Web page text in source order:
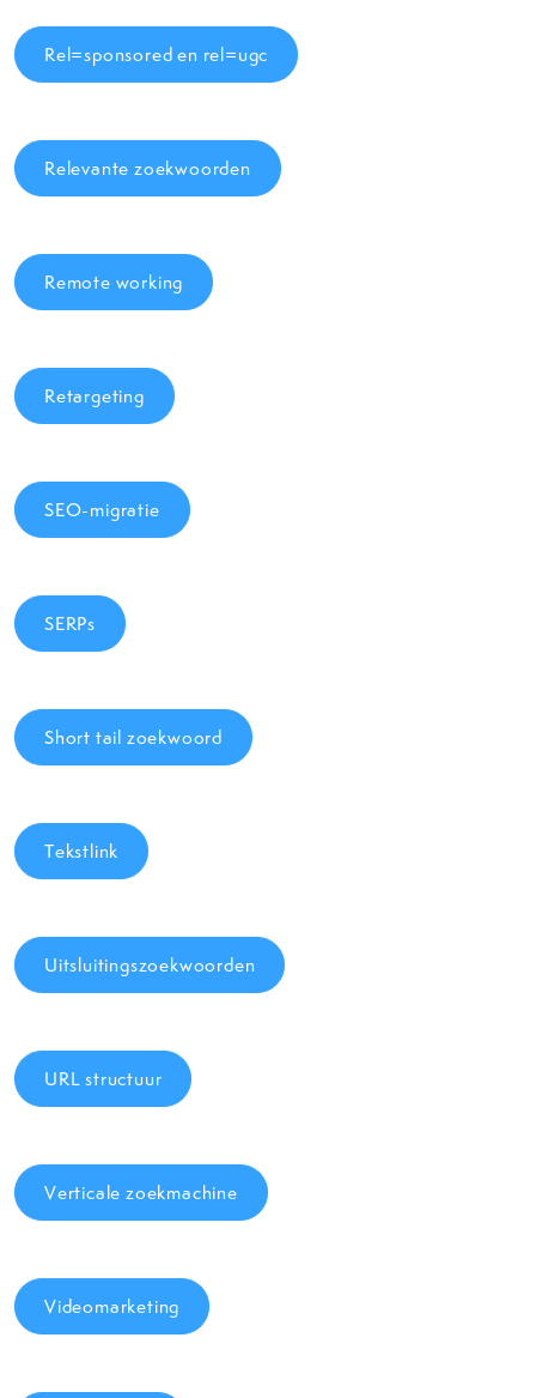
Rel=sponsored en rel=ugc
Relevante zoekwoorden
Remote working
Retargeting
SEO-migratie
SERPs
Short tail zoekwoord
Tekstlink
Uitsluitingszoekwoorden
URL structuur
Verticale zoekmachine
Videomarketing